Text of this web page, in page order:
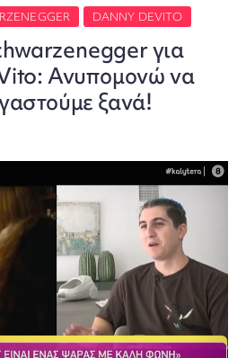
DANNY DEVITO
για
Ανυπομονώ να
ξανά!